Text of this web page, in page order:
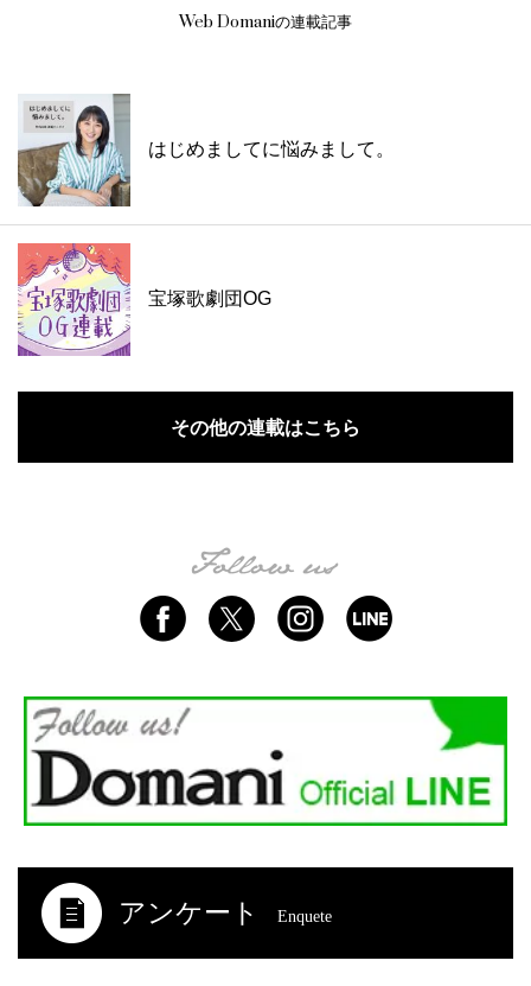
Web Domaniの連載記事
はじめましてに悩みまして。
宝塚歌劇団OG
その他の連載はこちら
アンケート Enquete